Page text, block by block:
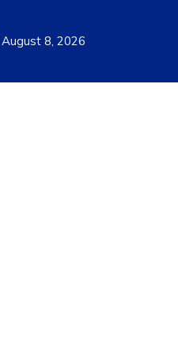
August 8, 2026